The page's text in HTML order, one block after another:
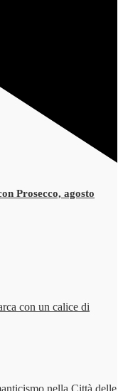
Prosecco, agosto
con un calice di
nella Città delle